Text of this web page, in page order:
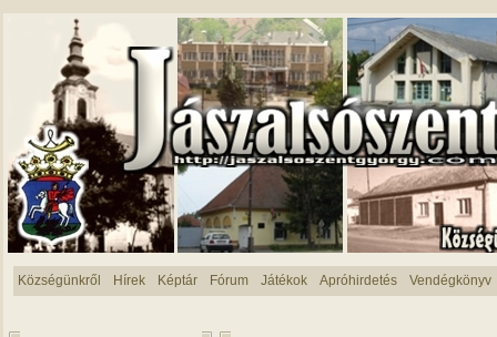
Községünkről Hírek Képtár Fórum Játékok Apróhirdetés Vendégkönyv